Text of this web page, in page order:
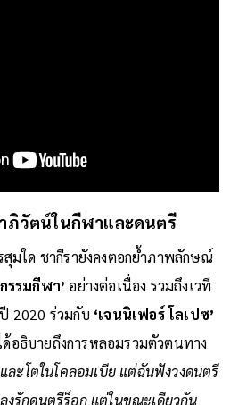
วัตน์ในกีฬาและดนตรี
มใด ชากีรายังคงตอกย้ำภาพลักษณ์
รรมกีฬา’อย่างต่อเนื่อง รวมถึงเวที
ปี 2020 ร่วมกับ‘เจนนิเฟอร์ โลเปซ’
ด้อธิบายถึงการหลอมรวมตัวตนทาง
ละโตในโคลอมเบีย แต่ฉันฟังวงดนตรี